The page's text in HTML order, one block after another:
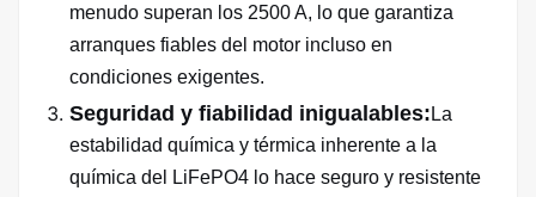
menudo superan los 2500 A, lo que garantiza
arranques fiables del motor incluso en
condiciones exigentes.
Seguridad y fiabilidad inigualables: La
estabilidad química y térmica inherente a la
química del LiFePO4 lo hace seguro y resistente